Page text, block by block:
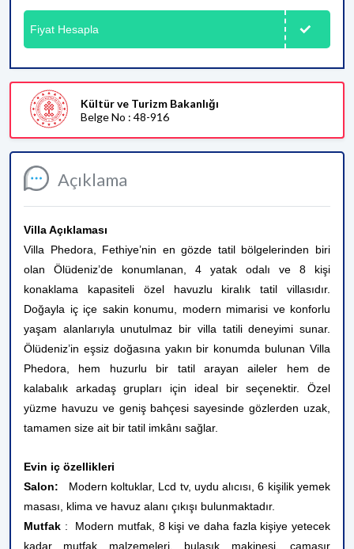
Açıklama
Villa Açıklaması
Villa Phedora, Fethiye’nin en gözde tatil bölgelerinden biri
olan Ölüdeniz’de konumlanan, 4 yatak odalı ve 8 kişi
konaklama kapasiteli özel havuzlu kiralık tatil villasıdır.
Doğayla iç içe sakin konumu, modern mimarisi ve konforlu
yaşam alanlarıyla unutulmaz bir villa tatili deneyimi sunar.
Ölüdeniz’in eşsiz doğasına yakın bir konumda bulunan Villa
Phedora, hem huzurlu bir tatil arayan aileler hem de
kalabalık arkadaş grupları için ideal bir seçenektir. Özel
yüzme havuzu ve geniş bahçesi sayesinde gözlerden uzak,
tamamen size ait bir tatil imkânı sağlar.
Evin iç özellikleri
Salon: Modern koltuklar, Lcd tv, uydu alıcısı, 6 kişilik yemek
masası, klima ve havuz alanı çıkışı bulunmaktadır.
Mutfak : Modern mutfak, 8 kişi ve daha fazla kişiye yetecek
kadar mutfak malzemeleri, bulaşık makinesi, çamaşır
Fiyat Hesapla
Kültür ve Turizm Bakanlığı
Belge No : 48-916